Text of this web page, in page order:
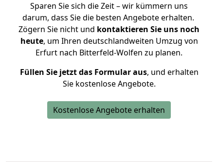
Sparen Sie sich die Zeit – wir kümmern uns
darum, dass Sie die besten Angebote erhalten.
Zögern Sie nicht und kontaktieren Sie uns noch
heute, um Ihren deutschlandweiten Umzug von
Erfurt nach Bitterfeld-Wolfen zu planen.
Füllen Sie jetzt das Formular aus, und erhalten
Sie kostenlose Angebote.
Kostenlose Angebote erhalten